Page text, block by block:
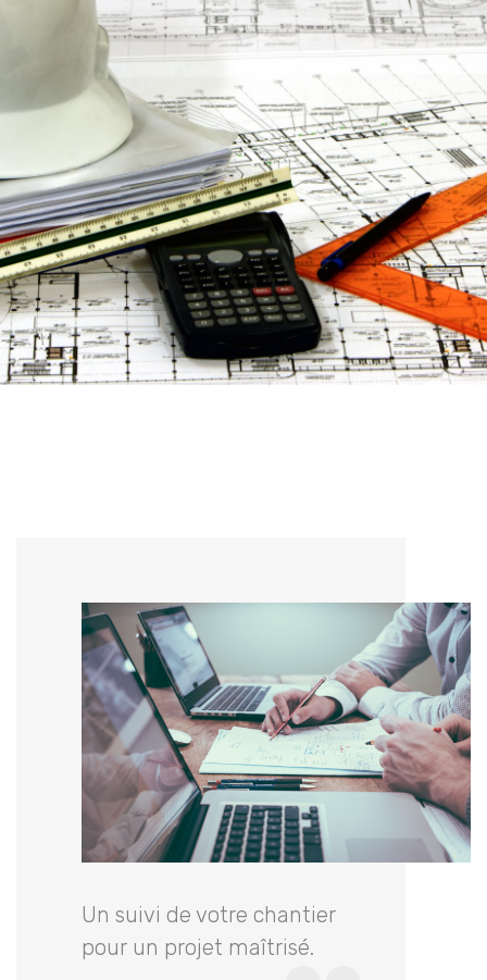
Un suivi de votre chantier
pour un projet maîtrisé.